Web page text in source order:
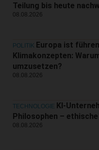
Teilung bis heute
08.08.2026
POLITIK Europa ist
Klimakonzepten:
umzusetzen?
08.08.2026
TECHNOLOGIE KI-
Philosophen –
08.08.2026